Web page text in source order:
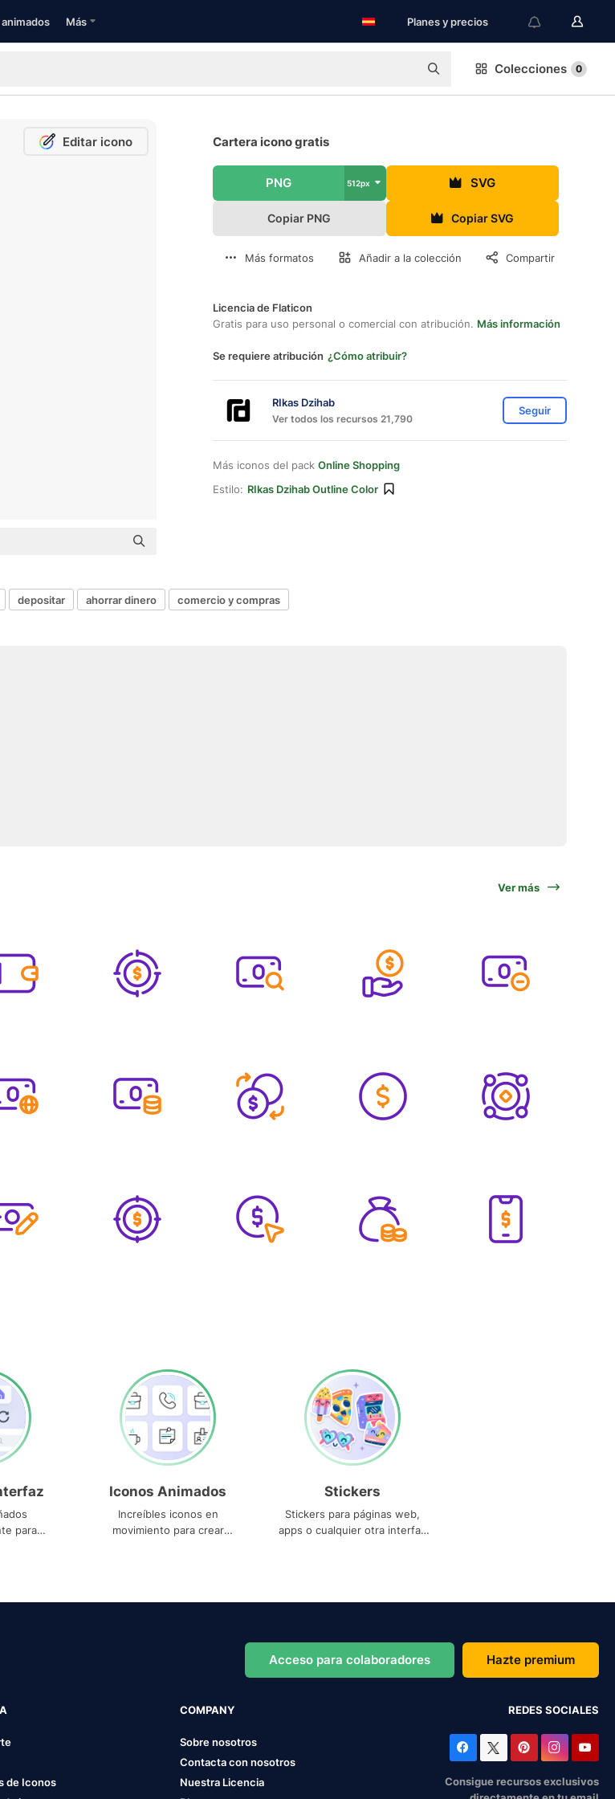
Más Planes y precios
Colecciones 0
Editar icono Cartera icono gratis
PNG 512px SVG
Copiar PNG Copiar SVG
Más formatos Añadir a la colección Compartir
Licencia de Flaticon
Gratis para uso personal o comercial con atribución. Más información
Se requiere atribución ¿Cómo atribuir?
RIkas Dzihab
Ver todos los recursos 21,790
Seguir
Más iconos del pack Online Shopping
Estilo: RIkas Dzihab Outline Color
depositar ahorrar dinero comercio y compras
Ver más
para
Iconos Animados
Increíbles iconos en
movimiento para crear
Stickers
Stickers para páginas web,
apps o cualquier otra interfaz
Acceso para colaboradores Hazte premium
de Iconos
COMPANY
Sobre nosotros
Contacta con nosotros
Nuestra Licencia
REDES SOCIALES
Consigue recursos exclusivos